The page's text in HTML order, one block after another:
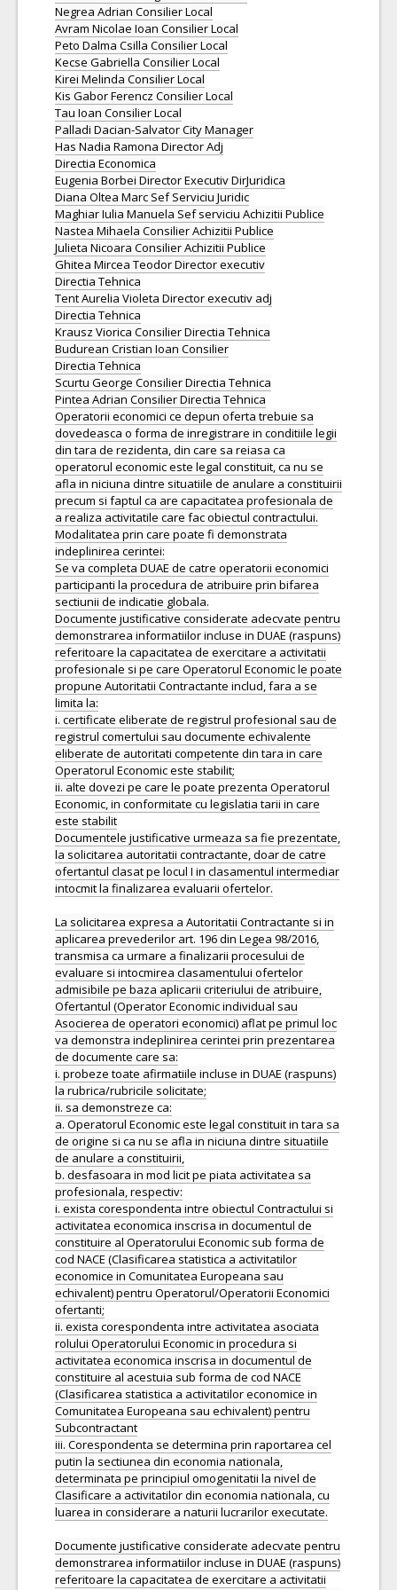
Negrea Adrian Consilier Local
Avram Nicolae Ioan Consilier Local
Peto Dalma Csilla Consilier Local
Kecse Gabriella Consilier Local
Kirei Melinda Consilier Local
Kis Gabor Ferencz Consilier Local
Tau Ioan Consilier Local
Palladi Dacian-Salvator City Manager
Has Nadia Ramona Director Adj
Directia Economica
Eugenia Borbei Director Executiv DirJuridica
Diana Oltea Marc Sef Serviciu Juridic
Maghiar Iulia Manuela Sef serviciu Achizitii Publice
Nastea Mihaela Consilier Achizitii Publice
Julieta Nicoara Consilier Achizitii Publice
Ghitea Mircea Teodor Director executiv
Directia Tehnica
Tent Aurelia Violeta Director executiv adj
Directia Tehnica
Krausz Viorica Consilier Directia Tehnica
Budurean Cristian Ioan Consilier
Directia Tehnica
Scurtu George Consilier Directia Tehnica
Pintea Adrian Consilier Directia Tehnica
Operatorii economici ce depun oferta trebuie sa
dovedeasca o forma de inregistrare in conditiile legii
din tara de rezidenta, din care sa reiasa ca
operatorul economic este legal constituit, ca nu se
afla in niciuna dintre situatiile de anulare a constituirii
precum si faptul ca are capacitatea profesionala de
a realiza activitatile care fac obiectul contractului.
Modalitatea prin care poate fi demonstrata
indeplinirea cerintei:
Se va completa DUAE de catre operatorii economici
participanti la procedura de atribuire prin bifarea
sectiunii de indicatie globala.
Documente justificative considerate adecvate pentru
demonstrarea informatiilor incluse in DUAE (raspuns)
referitoare la capacitatea de exercitare a activitatii
profesionale si pe care Operatorul Economic le poate
propune Autoritatii Contractante includ, fara a se
limita la:
i. certificate eliberate de registrul profesional sau de
registrul comertului sau documente echivalente
eliberate de autoritati competente din tara in care
Operatorul Economic este stabilit;
ii. alte dovezi pe care le poate prezenta Operatorul
Economic, in conformitate cu legislatia tarii in care
este stabilit
Documentele justificative urmeaza sa fie prezentate,
la solicitarea autoritatii contractante, doar de catre
ofertantul clasat pe locul I in clasamentul intermediar
intocmit la finalizarea evaluarii ofertelor.
La solicitarea expresa a Autoritatii Contractante si in
aplicarea prevederilor art. 196 din Legea 98/2016,
transmisa ca urmare a finalizarii procesului de
evaluare si intocmirea clasamentului ofertelor
admisibile pe baza aplicarii criteriului de atribuire,
Ofertantul (Operator Economic individual sau
Asocierea de operatori economici) aflat pe primul loc
va demonstra indeplinirea cerintei prin prezentarea
de documente care sa:
i. probeze toate afirmatiile incluse in DUAE (raspuns)
la rubrica/rubricile solicitate;
ii. sa demonstreze ca:
a. Operatorul Economic este legal constituit in tara sa
de origine si ca nu se afla in niciuna dintre situatiile
de anulare a constituirii,
b. desfasoara in mod licit pe piata activitatea sa
profesionala, respectiv:
i. exista corespondenta intre obiectul Contractului si
activitatea economica inscrisa in documentul de
constituire al Operatorului Economic sub forma de
cod NACE (Clasificarea statistica a activitatilor
economice in Comunitatea Europeana sau
echivalent) pentru Operatorul/Operatorii Economici
ofertanti;
ii. exista corespondenta intre activitatea asociata
rolului Operatorului Economic in procedura si
activitatea economica inscrisa in documentul de
constituire al acestuia sub forma de cod NACE
(Clasificarea statistica a activitatilor economice in
Comunitatea Europeana sau echivalent) pentru
Subcontractant
iii. Corespondenta se determina prin raportarea cel
putin la sectiunea din economia nationala,
determinata pe principiul omogenitatii la nivel de
Clasificare a activitatilor din economia nationala, cu
luarea in considerare a naturii lucrarilor executate.
Documente justificative considerate adecvate pentru
demonstrarea informatiilor incluse in DUAE (raspuns)
referitoare la capacitatea de exercitare a activitatii